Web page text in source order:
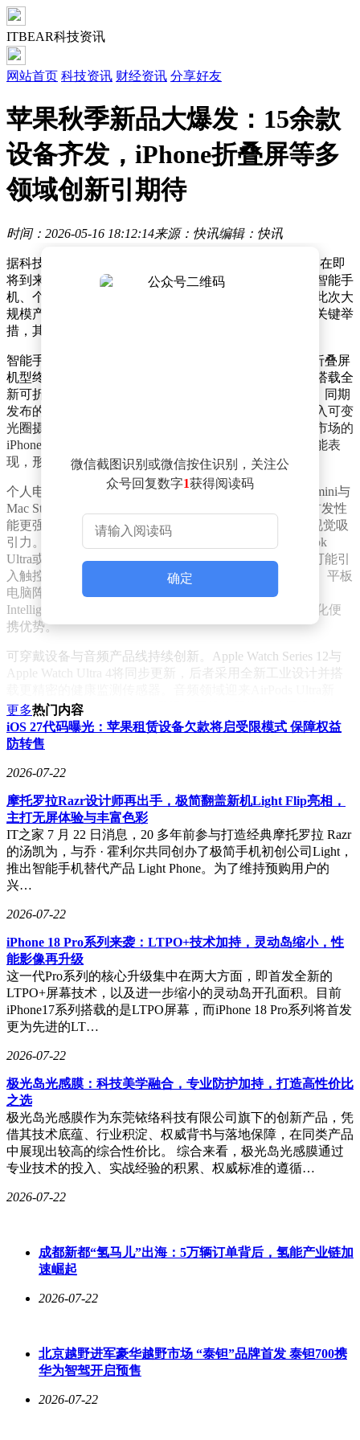
ITBEAR科技资讯
网站首页 科技资讯 财经资讯 分享好友
苹果秋季新品大爆发：15余款
设备齐发，iPhone折叠屏等多
领域创新引期待
时间：2026-05-16 18:12:14来源：快讯编辑：快讯
据科技媒体9to5mac援引供应链消息报道，苹果公司计划在即
将到来的秋季新品发布季推出超过15款硬件产品，覆盖智能手
机、个人电脑、可穿戴设备及智能家居四大核心领域。此次大
规模产品迭代被视为苹果巩固高端消费电子市场地位的关键举
措，其中多项技术突破与形态创新引发行业高度关注。
智能手机产品线将迎来历史性变革。传闻已久的iPhone折叠屏
机型终于浮出水面，这款被命名为iPhone Ultra的设备将搭载全
新可折叠OLED屏幕，与现有直板旗舰形成差异化竞争。同期
发布的iPhone 18 Pro系列将升级A20 Pro芯片组，首次引入可变
光圈摄像头技术，并进一步缩小灵动岛面积。定位轻薄市场的
iPhone Air 2也将同步更新，通过搭载旗舰级芯片强化性能表
现，形成"Pro-Ultra-Air"的完整产品矩阵。
个人电脑领域将全面普及自研芯片。台式机方面，Mac mini与
Mac Studio将换装M5系列处理器，其中Mac Studio有望首发性
能更强的M5 Ultra芯片，iMac则通过全新配色方案提升视觉吸
引力。笔记本产品线迎来重大突破，传闻多年的MacBook
Ultra或将正式亮相，这款配备OLED显示屏的高端机型可能引
入触控交互功能，彻底改变MacBook系列传统交互模式。平板
电脑阵营中，入门级iPad将升级A18芯片以支持Apple
Intelligence功能，iPad mini则通过OLED屏幕技术升级强化便
携优势。
可穿戴设备与音频产品线持续创新。Apple Watch Series 12与
Apple Watch Ultra 4将同步更新，后者采用全新工业设计并搭
品，这款基于AirPods Pro 3升级的耳机将新增红外摄像头模
块，支持手势识别等AI交互功能。智能家居生态扩容成为另
一焦点，苹果计划推出7英寸触摸屏中控设备HomePad（或称
以及首款自研安全摄像头和视频门铃，构建完整的家庭智能硬
件闭环。
行业分析指出，此次苹果产品矩阵的全面升级呈现三大特征：
芯片性能持续突破、显示技术代际跃迁、交互方式深度革新。
特别是折叠屏iPhone与触控MacBook的推出，标志着苹果开始
系统性布局下一代人机交互范式。随着Apple Intelligence技术
体系的成熟，硬件生态与软件服务的深度融合将成为苹果维持
微信截图识别或微信按住识别，关注公
众号回复数字1获得阅读码
确定
更多热门内容
iOS 27代码曝光：苹果租赁设备欠款将启受限模式 保障权益
防转售
2026-07-22
摩托罗拉Razr设计师再出手，极简翻盖新机Light Flip亮相，
主打无屏体验与丰富色彩
IT之家 7 月 22 日消息，20 多年前参与打造经典摩托罗拉 Razr
的汤凯为，与乔 · 霍利尔共同创办了极简手机初创公司Light，
推出智能手机替代产品 Light Phone。为了维持预购用户的
兴…
2026-07-22
iPhone 18 Pro系列来袭：LTPO+技术加持，灵动岛缩小，性
能影像再升级
这一代Pro系列的核心升级集中在两大方面，即首发全新的
LTPO+屏幕技术，以及进一步缩小的灵动岛开孔面积。目前
iPhone17系列搭载的是LTPO屏幕，而iPhone 18 Pro系列将首发
更为先进的LT…
2026-07-22
极光岛光感膜：科技美学融合，专业防护加持，打造高性价比
之选
极光岛光感膜作为东莞铱络科技有限公司旗下的创新产品，凭
借其技术底蕴、行业积淀、权威背书与落地保障，在同类产品
中展现出较高的综合性价比。 综合来看，极光岛光感膜通过
专业技术的投入、实战经验的积累、权威标准的遵循…
2026-07-22
成都新都“氢马儿”出海：5万辆订单背后，氢能产业链加
速崛起
2026-07-22
北京越野进军豪华越野市场 “泰钽”品牌首发 泰钽700携
华为智驾开启预售
2026-07-22